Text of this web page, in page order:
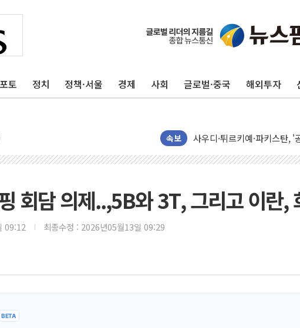
포토 정치 정책·서울 경제 사회 글로벌·중국 해외투자
속보
李 "해남 태양광, 대한민국
李 대통령, '6시간 마라톤 부
[사진] 빈살만과 에르도안의
이란와이어 "이란 최고지도
[인도증시] 중동 불안 속 유
황희 '폐버스 청년주택' SNS
폭염 누그러지고 가뭄 숙지
사우디·튀르키예·파키스탄,
회담 의제..,5B와 3T, 그리고 이란,
09:12 최종수정 : 2026년05월13일 09:29
BETA